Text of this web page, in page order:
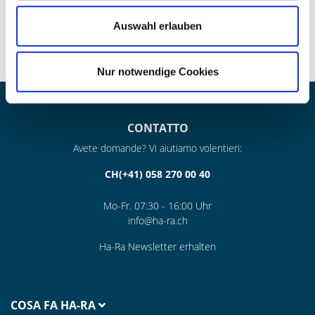
Auswahl erlauben
Nur notwendige Cookies
consente di ottenere più di 12 litri di soluzione pronta all’uso
» Piacevole da usare – inodore e si scioglie facilmente e
CONTATTO
Avete domande? Vi aiutiamo volentieri:
CH(+41) 058 270 00 40
Mo-Fr. 07:30 - 16:00 Uhr
info@ha-ra.ch
Ha-Ra Newsletter erhalten
COSA FA HA-RA